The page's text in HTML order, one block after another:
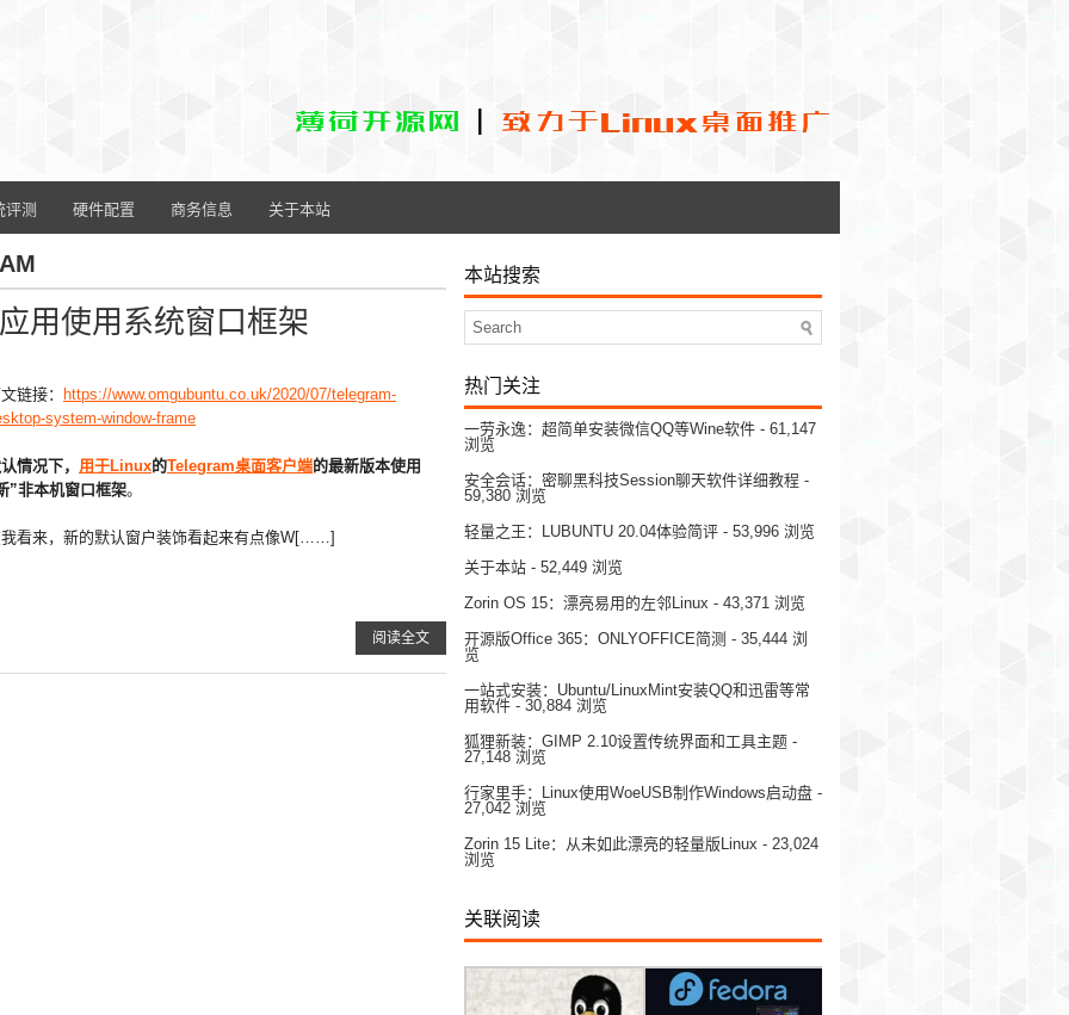
评测 硬件配置 商务信息 关于本站
应用使用系统窗口框架
链接：
https://www.omgubuntu.co.uk/2020/07/telegram-
system-window-frame
情况下， 用于Linux的Telegram桌面客户端的最新版本使用
”非本机窗口框架。
看来，新的默认窗户装饰看起来有点像W[……]
阅读全文
本站搜索
热门关注
一劳永逸：超简单安装微信QQ等Wine软件 - 61,147
浏览
安全会话：密聊黑科技Session聊天软件详细教程 -
59,380 浏览
轻量之王：LUBUNTU 20.04体验简评 - 53,996 浏览
关于本站 - 52,449 浏览
Zorin OS 15：漂亮易用的左邻Linux - 43,371 浏览
开源版Office 365：ONLYOFFICE简测 - 35,444 浏
览
一站式安装：Ubuntu/LinuxMint安装QQ和迅雷等常
用软件 - 30,884 浏览
狐狸新装：GIMP 2.10设置传统界面和工具主题 -
27,148 浏览
行家里手：Linux使用WoeUSB制作Windows启动盘 -
27,042 浏览
Zorin 15 Lite：从未如此漂亮的轻量版Linux - 23,024
浏览
关联阅读